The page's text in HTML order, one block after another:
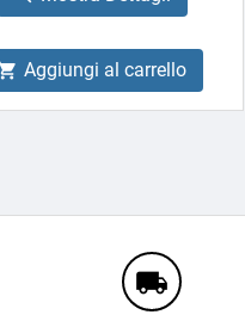
Aggiungi al carrello
local_shipping